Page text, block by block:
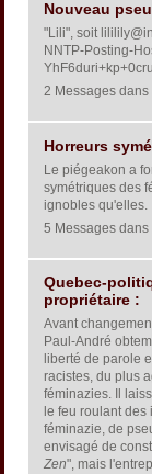
Nouveau
"Lili", soit
NNTP-Posting-
2 Messages dans
Horreurs
Le piégeakon a
symétriques des
ignobles qu'elles.
5 Messages dans
Quebec-
propriétaire :
Avant
Paul-André
liberté de parole
racistes, du plus
féminazies. Il
le feu roulant
féminazie, de
envisagé de
Zen", mais